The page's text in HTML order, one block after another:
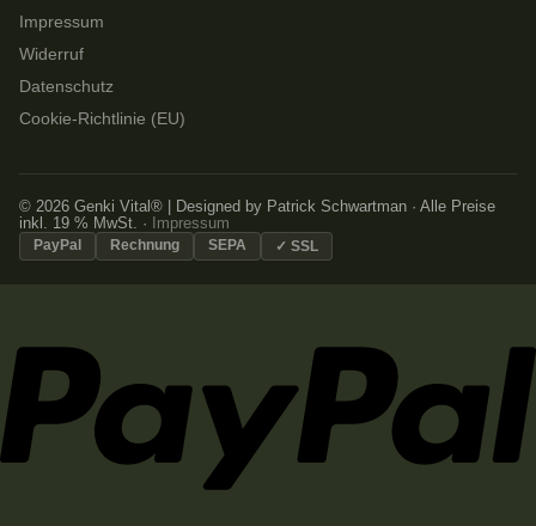
Impressum
Widerruf
Datenschutz
Cookie-Richtlinie (EU)
© 2026 Genki Vital® | Designed by Patrick Schwartman · Alle Preise
inkl. 19 % MwSt. ·
Impressum
PayPal Rechnung SEPA ✓ SSL